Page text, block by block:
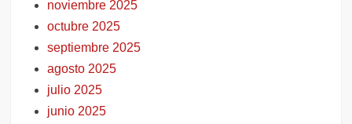
noviembre 2025
octubre 2025
septiembre 2025
agosto 2025
julio 2025
junio 2025